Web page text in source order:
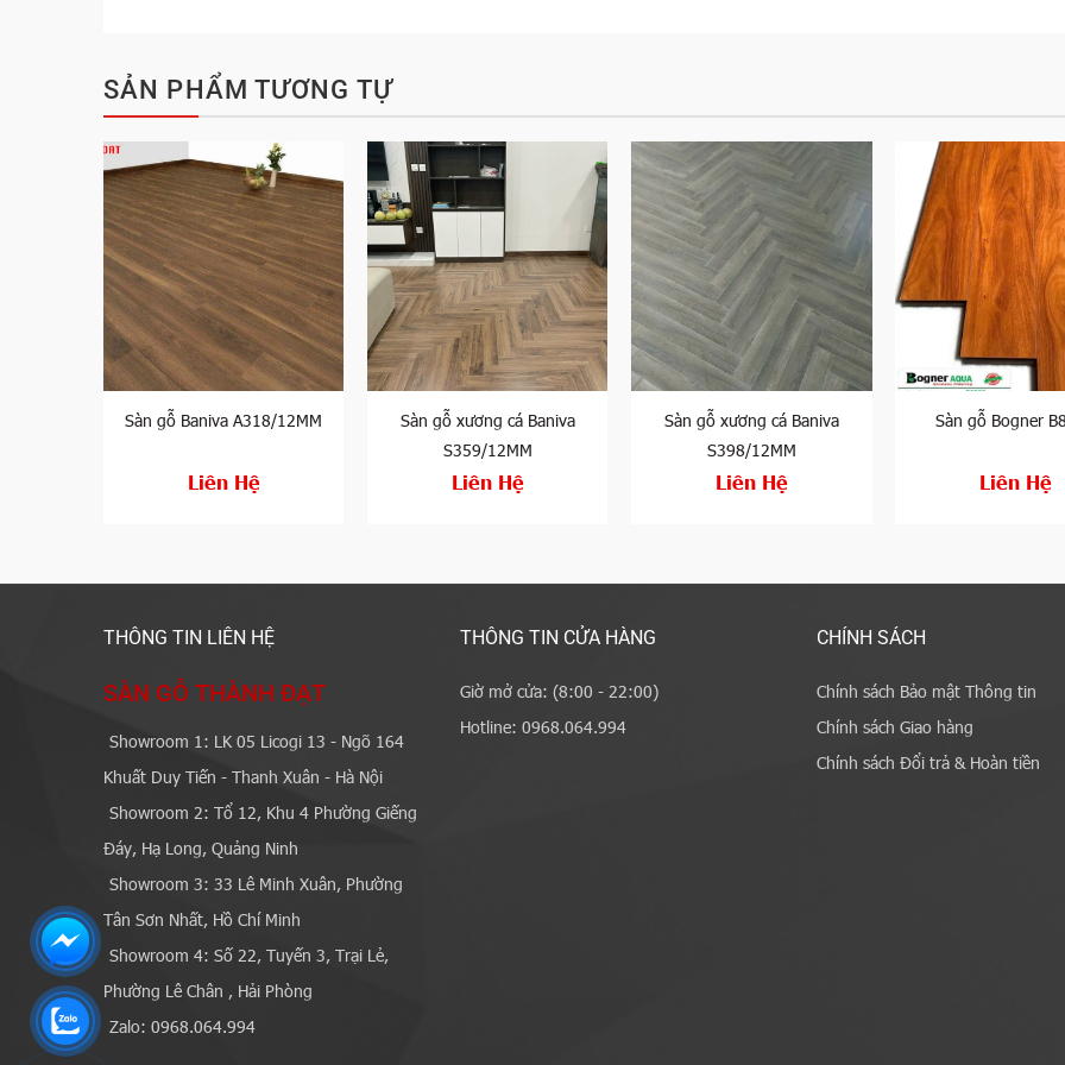
SẢN PHẨM TƯƠNG TỰ
Sàn gỗ Baniva A318/12MM
Liên Hệ
Sàn gỗ xương cá Baniva
S359/12MM
Liên Hệ
Sàn gỗ xương cá Baniva
S398/12MM
Liên Hệ
Sàn gỗ Bogner
Liên Hệ
THÔNG TIN LIÊN HỆ
SÀN GỖ THÀNH ĐẠT
Showroom 1: LK 05 Licogi 13 - Ngõ 164
Khuất Duy Tiến - Thanh Xuân - Hà Nội
Showroom 2: Tổ 12, Khu 4 Phường Giếng
Đáy, Hạ Long, Quảng Ninh
Showroom 3: 33 Lê Minh Xuân, Phường
Tân Sơn Nhất, Hồ Chí Minh
Showroom 4: Số 22, Tuyến 3, Trại Lẻ,
Phường Lê Chân , Hải Phòng
Zalo: 0968.064.994
THÔNG TIN CỬA HÀNG
Giờ mở cửa: (8:00 - 22:00)
Hotline: 0968.064.994
CHÍNH SÁCH
Chính sách Bảo mật Thông tin
Chính sách Giao hàng
Chính sách Đổi trả & Hoàn tiền